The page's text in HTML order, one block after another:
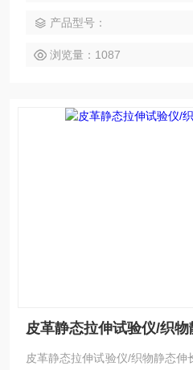
产品型号：
浏览量：1087
皮革静态拉伸试验仪/织
皮革静态拉伸试验仪/织物静态